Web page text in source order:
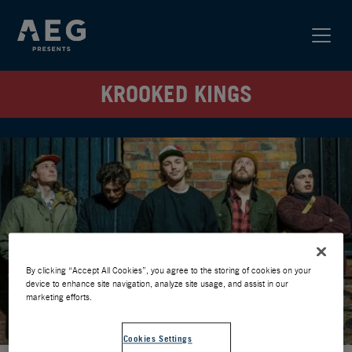
KROOKED KINGS
By clicking “Accept All Cookies”, you agree to the storing of cookies on your
device to enhance site navigation, analyze site usage, and assist in our
marketing efforts.
Cookies Settings